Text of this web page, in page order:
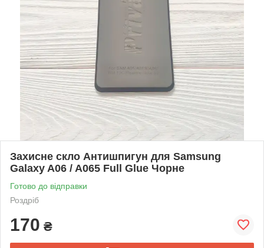
Захисне скло Антишпигун для Samsung
Galaxy A06 / A065 Full Glue Чорне
Готово до відправки
Роздріб
170 ₴